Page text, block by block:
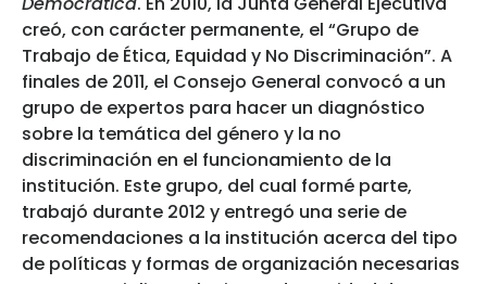
creó, con carácter permanente, el “Grupo de
Trabajo de Ética, Equidad y No Discriminación”. A
finales de 2011, el Consejo General convocó a un
grupo de expertos para hacer un diagnóstico
sobre la temática del género y la no
discriminación en el funcionamiento de la
institución. Este grupo, del cual formé parte,
trabajó durante 2012 y entregó una serie de
recomendaciones a la institución acerca del tipo
de políticas y formas de organización necesarias